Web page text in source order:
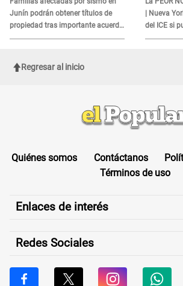
Junín podrán obtener títulos de
propiedad tras importante acuerdo
de Cofopri
| Nueva
del ICE si
ROSTRO
Regresar al inicio
Quiénes somos Contáctanos
Términos de uso
Enlaces de interés
Redes Sociales